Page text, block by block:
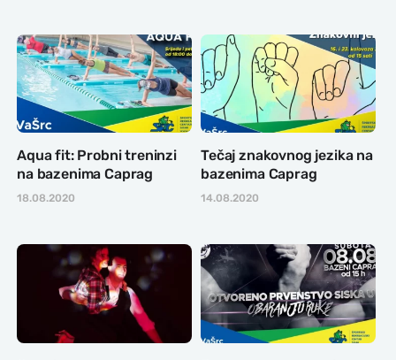
Aqua fit: Probni treninzi
na bazenima Caprag
18.08.2020
Tečaj znakovnog jezika na
bazenima Caprag
14.08.2020